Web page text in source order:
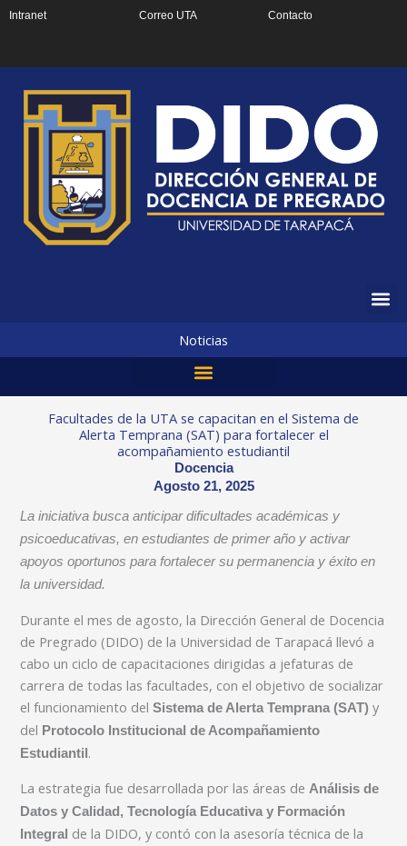
Intranet Correo UTA Contacto
Noticias
Facultades de la UTA se capacitan en el Sistema de
Alerta Temprana (SAT) para fortalecer el
acompañamiento estudiantil
Docencia
Agosto 21, 2025
La iniciativa busca anticipar dificultades académicas y
psicoeducativas, en estudiantes de primer año y activar
apoyos oportunos para fortalecer su permanencia y éxito en
la universidad.
Durante el mes de agosto, la Dirección General de Docencia
de Pregrado (DIDO) de la Universidad de Tarapacá llevó a
cabo un ciclo de capacitaciones dirigidas a jefaturas de
carrera de todas las facultades, con el objetivo de socializar
el funcionamiento delSistema de Alerta Temprana (SAT) y
del Protocolo Institucional de Acompañamiento
Estudiantil .
La estrategia fue desarrollada por las áreas deAnálisis de
Datos y Calidad, Tecnología Educativa y Formación
Integral de la DIDO, y contó con la asesoría técnica de la